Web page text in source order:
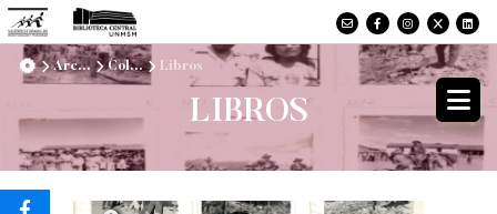
Arc... Col... Libros
LIBROS